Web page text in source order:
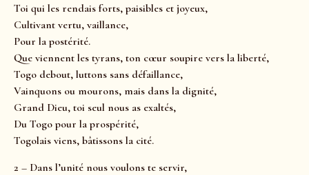
Toi qui les rendais forts, paisibles et joyeux,
Cultivant vertu, vaillance,
Pour la postérité.
Que viennent les tyrans, ton cœur soupire vers la liberté,
Togo debout, luttons sans défaillance,
Vainquons ou mourons, mais dans la dignité,
Grand Dieu, toi seul nous as exaltés,
Du Togo pour la prospérité,
Togolais viens, bâtissons la cité.
2 – Dans l’unité nous voulons te servir,